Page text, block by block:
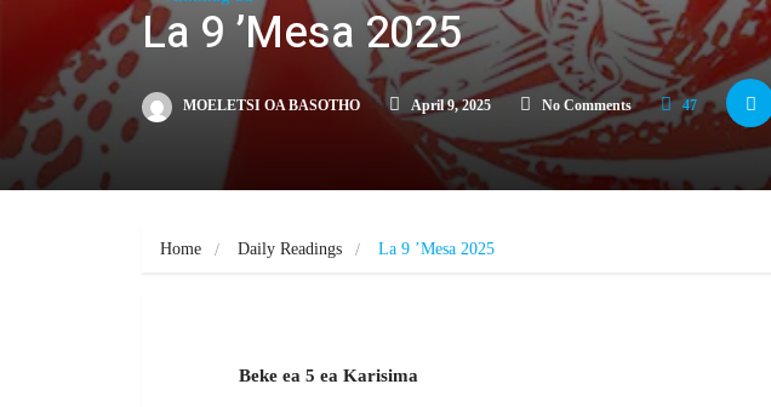
La 9 ’Mesa 2025
MOELETSI OA BASOTHO April 9, 2025 No Comments 47
Home Daily Readings La 9 ’Mesa 2025
Beke ea 5 ea Karisima